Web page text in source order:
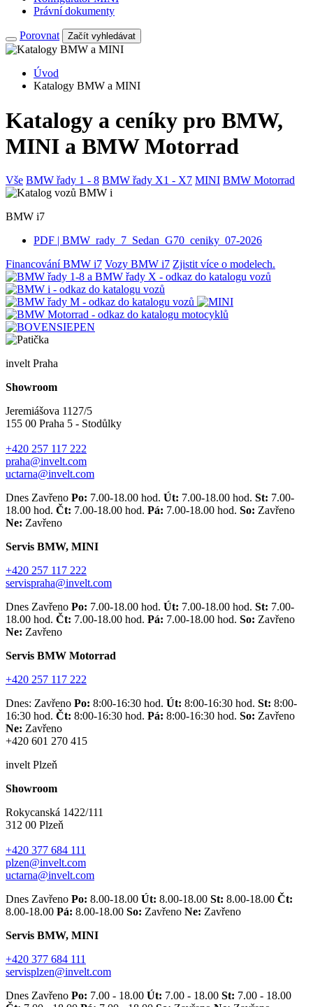
Právní dokumenty
Porovnat Začít vyhledávat
Úvod
Katalogy BMW a MINI
Katalogy a ceníky pro BMW,
MINI a BMW Motorrad
Vše BMW řady 1 - 8 BMW řady X1 - X7 MINI BMW Motorrad
BMW i7
PDF | BMW_rady_7_Sedan_G70_ceniky_07-2026
Financování BMW i7 Vozy BMW i7 Zjistit více o modelech.
invelt Praha
Showroom
Jeremiášova 1127/5
155 00 Praha 5 - Stodůlky
+420 257 117 222
praha@invelt.com
uctarna@invelt.com
Dnes Zavřeno Po: 7.00-18.00 hod. Út: 7.00-18.00 hod. St: 7.00-
18.00 hod. Čt: 7.00-18.00 hod. Pá: 7.00-18.00 hod. So: Zavřeno
Ne: Zavřeno
Servis BMW, MINI
+420 257 117 222
servispraha@invelt.com
Dnes Zavřeno Po: 7.00-18.00 hod. Út: 7.00-18.00 hod. St: 7.00-
18.00 hod. Čt: 7.00-18.00 hod. Pá: 7.00-18.00 hod. So: Zavřeno
Ne: Zavřeno
Servis BMW Motorrad
+420 257 117 222
Dnes: Zavřeno Po: 8:00-16:30 hod. Út: 8:00-16:30 hod. St: 8:00-
16:30 hod. Čt: 8:00-16:30 hod. Pá: 8:00-16:30 hod. So: Zavřeno
Ne: Zavřeno
+420 601 270 415
invelt Plzeň
Showroom
Rokycanská 1422/111
312 00 Plzeň
+420 377 684 111
plzen@invelt.com
uctarna@invelt.com
Dnes Zavřeno Po: 8.00-18.00 Út: 8.00-18.00 St: 8.00-18.00 Čt:
8.00-18.00 Pá: 8.00-18.00 So: Zavřeno Ne: Zavřeno
Servis BMW, MINI
+420 377 684 111
servisplzen@invelt.com
Dnes Zavřeno Po: 7.00 - 18.00 Út: 7.00 - 18.00 St: 7.00 - 18.00